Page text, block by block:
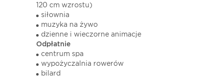
120 cm wzrostu)
siłownia
muzyka na żywo
dzienne i wieczorne animacje
Odpłatnie
centrum spa
wypożyczalnia rowerów
bilard